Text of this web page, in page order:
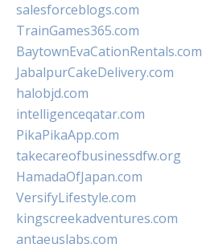
salesforceblogs.com
TrainGames365.com
BaytownEvaCationRentals.com
JabalpurCakeDelivery.com
halobjd.com
intelligenceqatar.com
PikaPikaApp.com
takecareofbusinessdfw.org
HamadaOfJapan.com
VersifyLifestyle.com
kingscreekadventures.com
antaeuslabs.com